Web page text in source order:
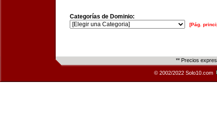
Categorías de Dominio:
[Pág.
** Precios
© 2002/2022 Solo10.com